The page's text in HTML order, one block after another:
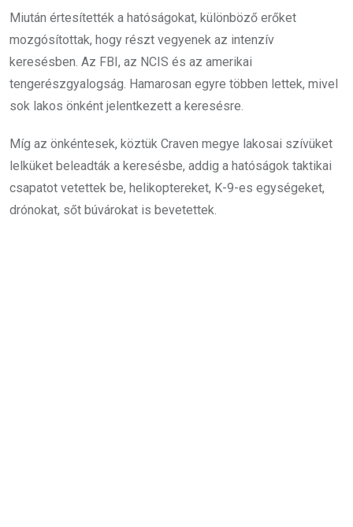
Miután értesítették a hatóságokat, különböző erőket
mozgósítottak, hogy részt vegyenek az intenzív
keresésben. Az FBI, az NCIS és az amerikai
tengerészgyalogság. Hamarosan egyre többen lettek, mivel
sok lakos önként jelentkezett a keresésre.
Míg az önkéntesek, köztük Craven megye lakosai szívüket
lelküket beleadták a keresésbe, addig a hatóságok taktikai
csapatot vetettek be, helikoptereket, K-9-es egységeket,
drónokat, sőt búvárokat is bevetettek.